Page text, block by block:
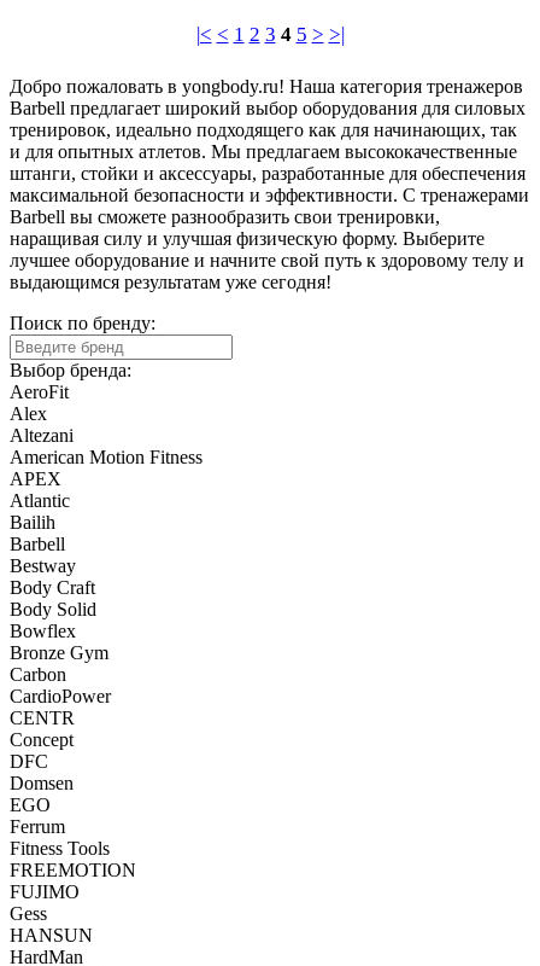
|< < 1 2 3 4 5 > >|
Добро пожаловать в yongbody.ru! Наша категория тренажеров
Barbell предлагает широкий выбор оборудования для силовых
тренировок, идеально подходящего как для начинающих, так
и для опытных атлетов. Мы предлагаем высококачественные
штанги, стойки и аксессуары, разработанные для обеспечения
максимальной безопасности и эффективности. С тренажерами
Barbell вы сможете разнообразить свои тренировки,
наращивая силу и улучшая физическую форму. Выберите
лучшее оборудование и начните свой путь к здоровому телу и
выдающимся результатам уже сегодня!
Поиск по бренду:
Выбор бренда:
AeroFit
Alex
Altezani
American Motion Fitness
APEX
Atlantic
Bailih
Barbell
Bestway
Body Craft
Body Solid
Bowflex
Bronze Gym
Carbon
CardioPower
CENTR
Concept
DFC
Domsen
EGO
Ferrum
Fitness Tools
FREEMOTION
FUJIMO
Gess
HANSUN
HardMan